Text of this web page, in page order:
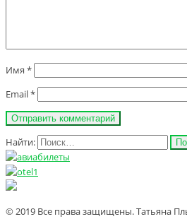
Имя *
Email*
Найти:
© 2019 Все права защищены. Татьяна